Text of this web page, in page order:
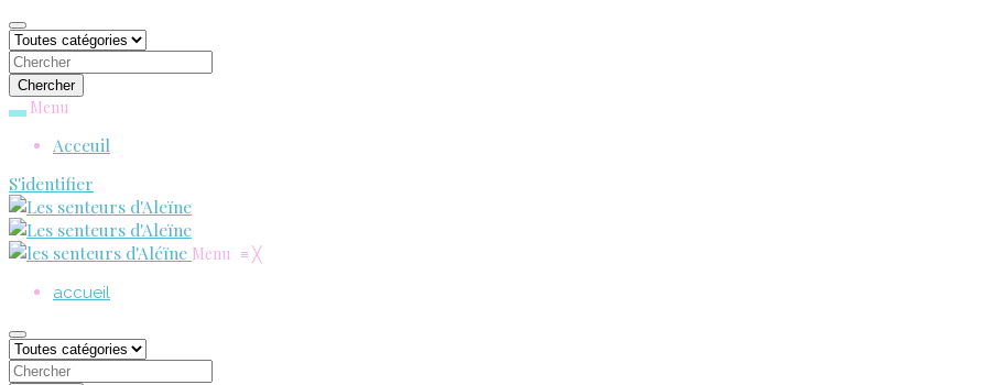
Menu
Acceuil
S'identifier
Menu ≡ ╳
accueil